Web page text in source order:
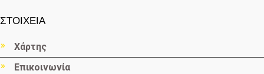
ΣΤΟΙΧΕΙΑ
Χάρτης
Επικοινωνία